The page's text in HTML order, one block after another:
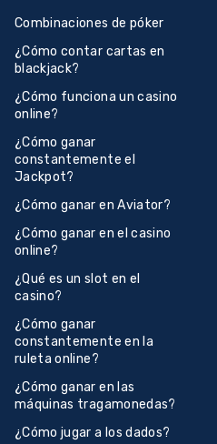
Combinaciones de póker
¿Cómo contar cartas en
blackjack?
¿Cómo funciona un casino
online?
¿Cómo ganar
constantemente el
Jackpot?
¿Cómo ganar en Aviator?
¿Cómo ganar en el casino
online?
¿Qué es un slot en el
casino?
¿Cómo ganar
constantemente en la
ruleta online?
¿Cómo ganar en las
máquinas tragamonedas?
¿Cómo jugar a los dados?